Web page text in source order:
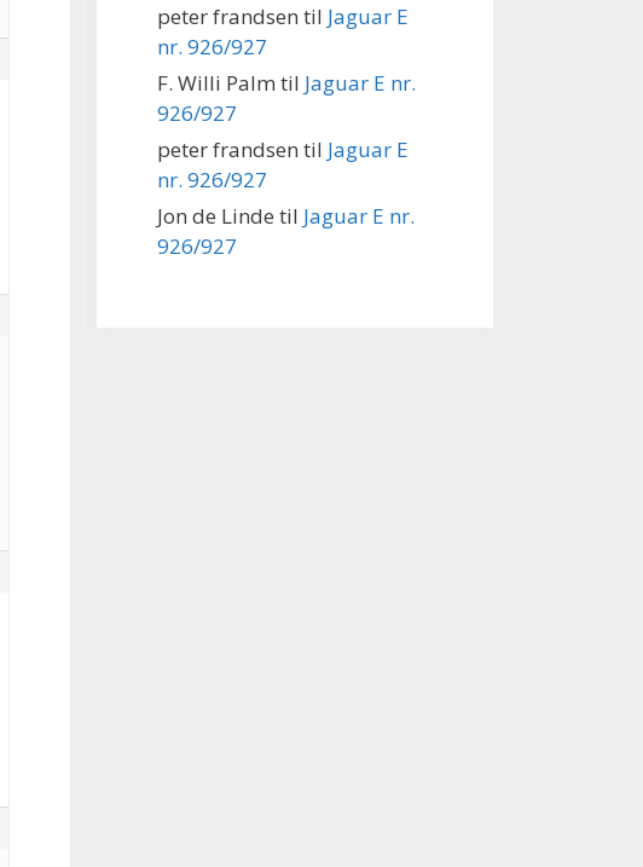
peter frandsen til Jaguar E
nr. 926/927
F. Willi Palm til Jaguar E nr.
926/927
peter frandsen til Jaguar E
nr. 926/927
Jon de Linde til Jaguar E nr.
926/927